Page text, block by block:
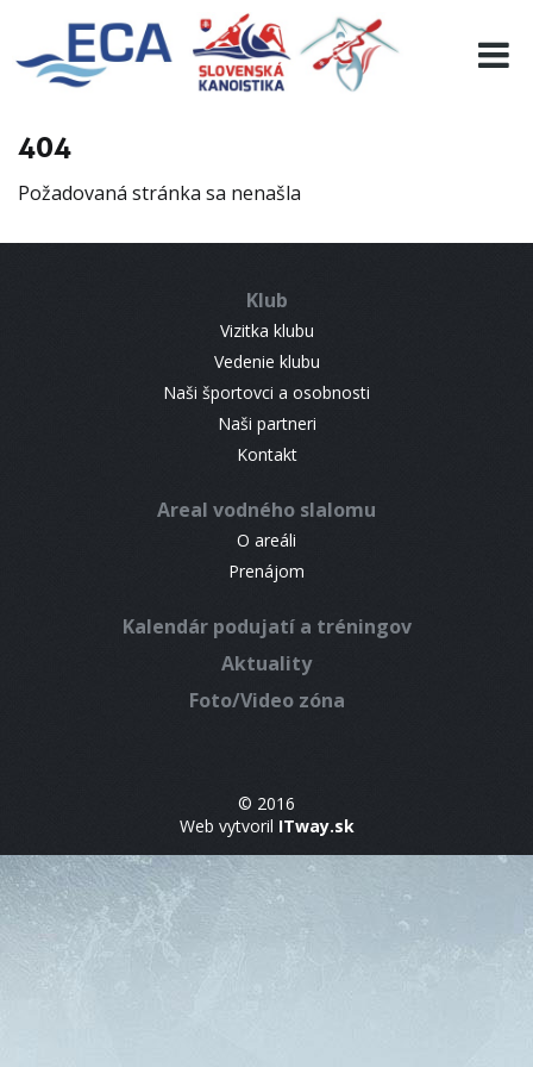
404
Požadovaná stránka sa nenašla
Klub
Vizitka klubu
Vedenie klubu
Naši športovci a osobnosti
Naši partneri
Kontakt
Areal vodného slalomu
O areáli
Prenájom
Kalendár podujatí a tréningov
Aktuality
Foto/Video zóna
© 2016
Web vytvoril ITway.sk
EURO 19
INFO
RESULTS
CONTACT